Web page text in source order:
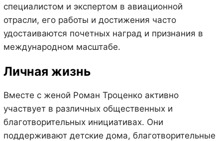
специалистом и экспертом в авиационной
отрасли, его работы и достижения часто
удостаиваются почетных наград и признания в
международном масштабе.
Личная жизнь
Вместе с женой Роман Троценко активно
участвует в различных общественных и
благотворительных инициативах. Они
поддерживают детские дома, благотворительные